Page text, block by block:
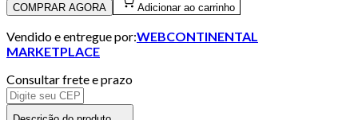
COMPRAR AGORA Adicionar ao carrinho
Vendido e entregue por:WEBCONTINENTAL
MARKETPLACE
Consultar frete e prazo